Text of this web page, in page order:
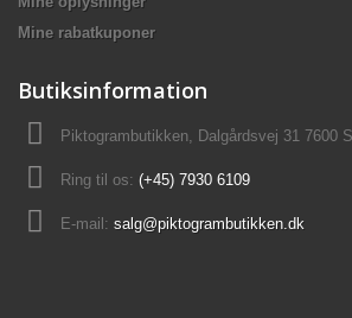
Mine rabatkuponer
Butiksinformation
Piktogrambutikken, Dalgårdsvej 31 7600
Ring til os: (+45) 7930 6109
E-mail: salg@piktogrambutikken.dk